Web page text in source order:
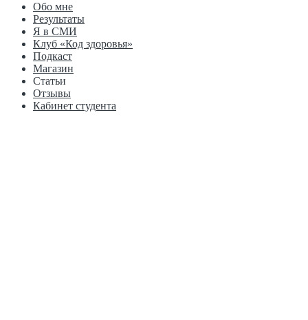
Обо мне
Результаты
Я в СМИ
Клуб «Код здоровья»
Подкаст
Магазин
Статьи
Отзывы
Кабинет студента